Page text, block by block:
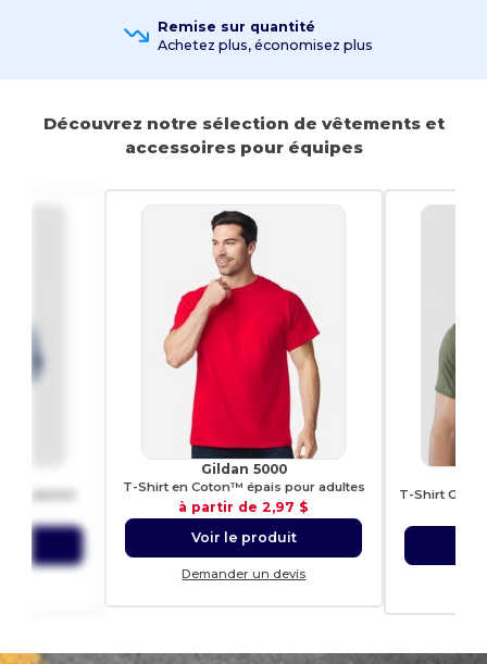
Remise sur quantité
Achetez plus, économisez plus
Découvrez notre sélection de vêtements et
accessoires pour équipes
Gildan 5000
T-Shirt en Coton™ épais pour adultes
à partir de2,97 $
Voir le produit
Demander un devis